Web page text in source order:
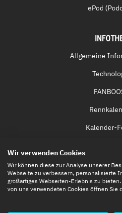
ePod
Allgemeine
Kalender-
Wir verwenden Cookies
Wir können diese zur Analyse unserer
Webseite zu verbessern, personalisierte
großartiges Webseiten-Erlebnis zu
von uns verwendeten Cookies öffnen Sie